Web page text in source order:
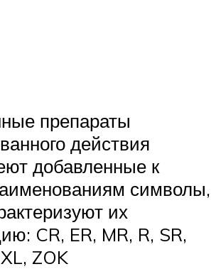
препараты
действия
добавленные к
символы,
их
CR, ER, MR, R, SR,
ZOK